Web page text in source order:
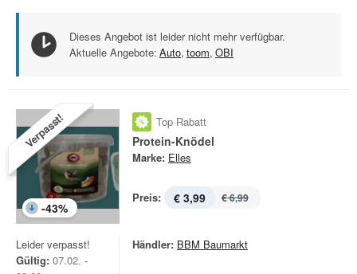
Dieses Angebot ist leider nicht mehr verfügbar.
Aktuelle Angebote: Auto, toom, OBI
Verpasst!
-43%
Top Rabatt
Protein-Knödel
Marke: Elles
Preis: € 3,99 € 6,99
Leider verpasst!
Gültig: 07.02. -
Händler: BBM Baumarkt